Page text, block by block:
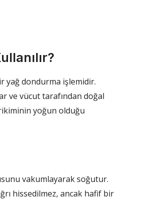
yağ dondurma işlemidir.
ve vücut tarafından doğal
yoğun olduğu
vakumlayarak soğutur.
hissedilmez, ancak hafif bir